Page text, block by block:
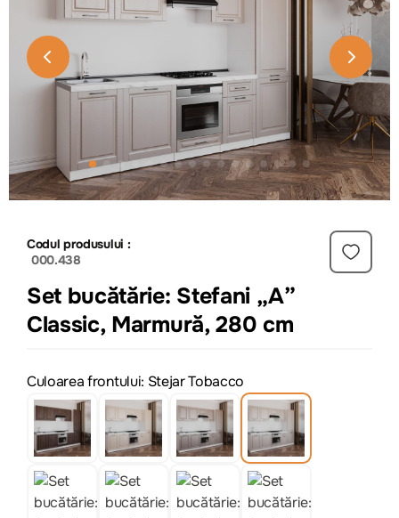
Codul produsului :
000.438
Set bucătărie: Stefani „A”
Classic, Marmură, 280 cm
Culoarea frontului: Stejar Tobacco